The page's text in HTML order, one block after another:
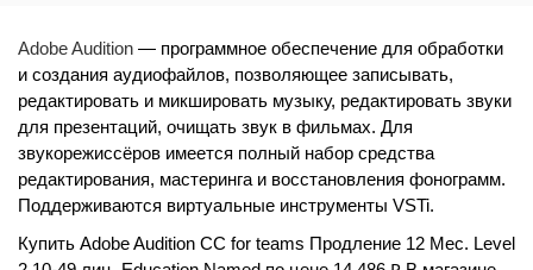
Adobe Audition — программное обеспечение для обработки
и создания аудиофайлов, позволяющее записывать,
редактировать и микшировать музыку, редактировать звуки
для презентаций, очищать звук в фильмах. Для
звукорежиссёров имеется полный набор средства
редактирования, мастеринга и восстановления фонограмм.
Поддерживаются виртуальные инструменты VSTi.
Купить Adobe Audition CC for teams Продление 12 Мес. Level